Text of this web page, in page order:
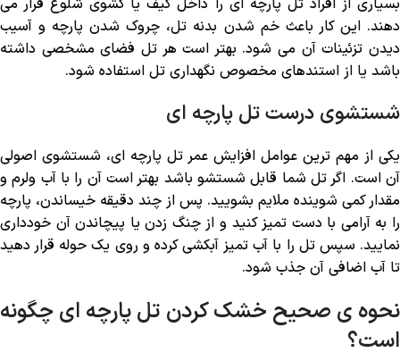
‌دهند. این کار باعث خم شدن بدنه تل، چروک شدن پارچه و آسیب
دیدن تزئینات آن می ‌شود. بهتر است هر تل فضای مشخصی داشته
باشد یا از استندهای مخصوص نگهداری تل استفاده شود.
شستشوی درست تل پارچه ‌ای
یکی از مهم ‌ترین عوامل افزایش عمر تل پارچه ‌ای، شستشوی اصولی
آن است. اگر تل شما قابل شستشو باشد بهتر است آن را با آب ولرم و
مقدار کمی شوینده ملایم بشویید. پس از چند دقیقه خیساندن، پارچه
را به آرامی با دست تمیز کنید و از چنگ زدن یا پیچاندن آن خودداری
نمایید. سپس تل را با آب تمیز آبکشی کرده و روی یک حوله قرار دهید
تا آب اضافی آن جذب شود.
نحوه ی صحیح خشک کردن تل پارچه ‌ای چگونه
است؟